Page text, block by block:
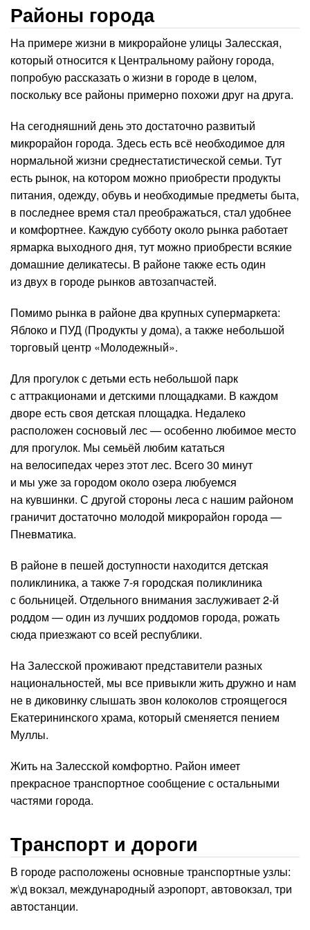
Районы города
На примере жизни в микрорайоне улицы Залесская,
который относится к Центральному району города,
попробую рассказать о жизни в городе в целом,
поскольку все районы примерно похожи друг на друга.
На сегодняшний день это достаточно развитый
микрорайон города. Здесь есть всё необходимое для
нормальной жизни среднестатистической семьи. Тут
есть рынок, на котором можно приобрести продукты
питания, одежду, обувь и необходимые предметы быта,
в последнее время стал преображаться, стал удобнее
и комфортнее. Каждую субботу около рынка работает
ярмарка выходного дня, тут можно приобрести всякие
домашние деликатесы. В районе также есть один
из двух в городе рынков автозапчастей.
Помимо рынка в районе два крупных супермаркета:
Яблоко и ПУД (Продукты у дома), а также небольшой
торговый центр «Молодежный».
Для прогулок с детьми есть небольшой парк
с аттракционами и детскими площадками. В каждом
дворе есть своя детская площадка. Недалеко
расположен сосновый лес — особенно любимое место
для прогулок. Мы семьёй любим кататься
на велосипедах через этот лес. Всего 30 минут
и мы уже за городом около озера любуемся
на кувшинки. С другой стороны леса с нашим районом
граничит достаточно молодой микрорайон города —
Пневматика.
В районе в пешей доступности находится детская
поликлиника, а также 7-я городская поликлиника
с больницей. Отдельного внимания заслуживает 2-й
роддом — один из лучших роддомов города, рожать
сюда приезжают со всей республики.
На Залесской проживают представители разных
национальностей, мы все привыкли жить дружно и нам
не в диковинку слышать звон колоколов строящегося
Екатерининского храма, который сменяется пением
Муллы.
Жить на Залесской комфортно. Район имеет
прекрасное транспортное сообщение с остальными
частями города.
Транспорт и дороги
В городе расположены основные транспортные узлы:
ж\д вокзал, международный аэропорт, автовокзал, три
автостанции.